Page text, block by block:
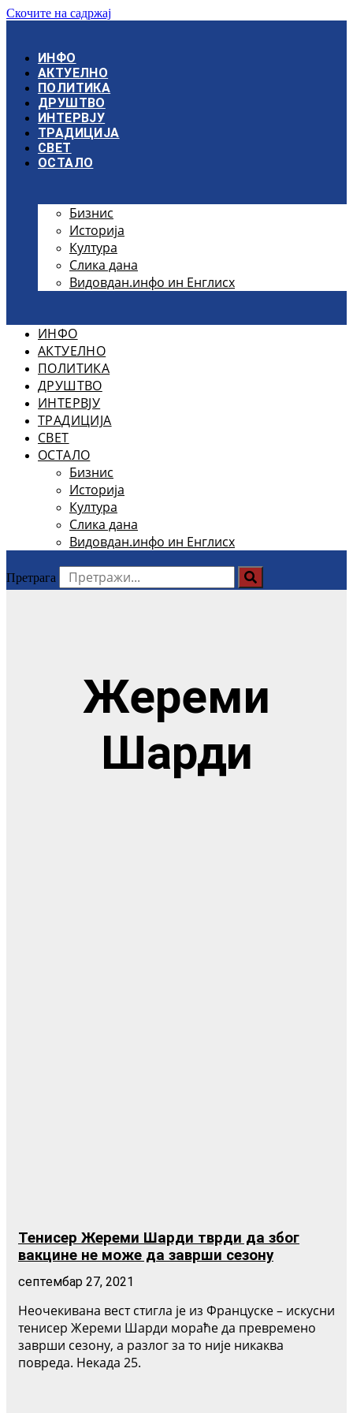
Скочите на садржај
ИНФО
АКТУЕЛНО
ПОЛИТИКА
ДРУШТВО
ИНТЕРВЈУ
ТРАДИЦИЈА
СВЕТ
ОСТАЛО
Бизнис
Историја
Култура
Слика дана
Видовдан.инфо ин Енглисх
ИНФО
АКТУЕЛНО
ПОЛИТИКА
ДРУШТВО
ИНТЕРВЈУ
ТРАДИЦИЈА
СВЕТ
ОСТАЛО
Бизнис
Историја
Култура
Слика дана
Видовдан.инфо ин Енглисх
Претрага
Жереми
Шарди
Тенисер Жереми Шарди тврди да због
вакцине не може да заврши сезону
септембар 27, 2021
Неочекивана вест стигла је из Француске – искусни
тенисер Жереми Шарди мораће да превремено
заврши сезону, а разлог за то није никаква
повреда. Некада 25.